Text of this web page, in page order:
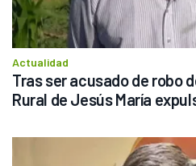
Actualidad
Tras ser acusado de robo
Rural de Jesús María